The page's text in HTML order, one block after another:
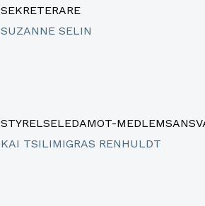
SEKRETERARE
SUZANNE SELIN
STYRELSELEDAMOT-
KAI TSILIMIGRAS RENHULDT